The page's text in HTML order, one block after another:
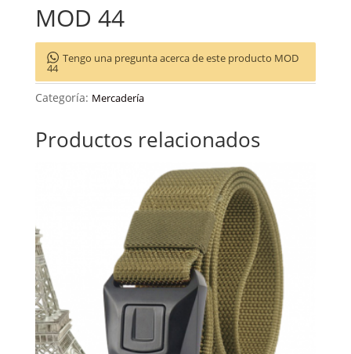
MOD 44
Tengo una pregunta acerca de este producto MOD
44
Categoría: Mercadería
Productos relacionados